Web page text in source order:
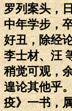
罗列案头，
中年学步，
好丑，除经
李士材、汪
稍觉可观，
遑论其他乎
疫》一书，